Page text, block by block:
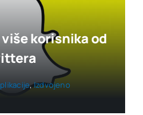
korisnika od
,Izdvojeno